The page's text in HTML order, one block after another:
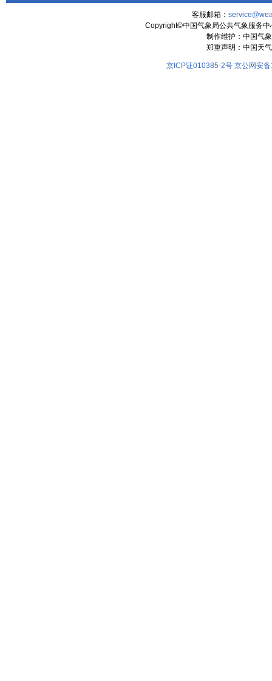
客服邮箱：
Copyright©中国气象局公共气象服务
制作维护：中国气
郑重声明：中国天
京ICP证010385-2号 京公网安